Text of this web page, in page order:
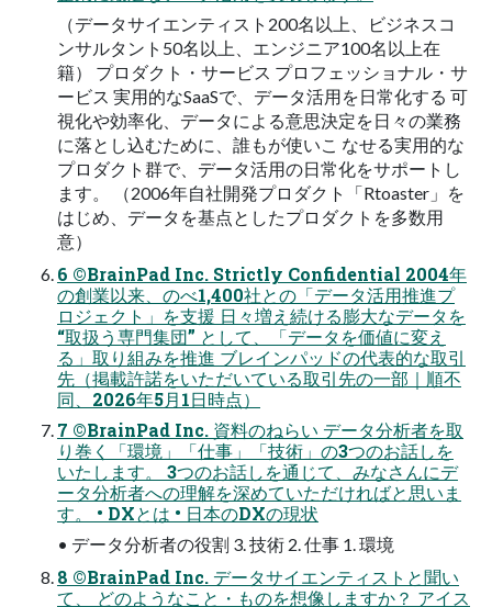
（データサイエンティスト200名以上、ビジネスコ
ンサルタント50名以上、エンジニア100名以上在
籍） プロダクト・サービス プロフェッショナル・サ
ービス 実用的なSaaSで、データ活用を日常化する 可
視化や効率化、データによる意思決定を日々の業務
に落とし込むために、誰もが使いこ なせる実用的な
プロダクト群で、データ活用の日常化をサポートし
ます。 （2006年自社開発プロダクト「Rtoaster」を
はじめ、データを基点としたプロダクトを多数用
意）
6 ©BrainPad Inc. Strictly Confidential 2004年
の創業以来、のべ1,400社との「データ活用推進プ
ロジェクト」を支援 日々増え続ける膨大なデータを
“取扱う専門集団” として、「データを価値に変え
る」取り組みを推進 ブレインパッドの代表的な取引
先（掲載許諾をいただいている取引先の一部｜順不
同、2026年5月1日時点）
7 ©BrainPad Inc. 資料のねらい データ分析者を取
り巻く「環境」「仕事」「技術」の3つのお話しを
いたします。 3つのお話しを通じて、みなさんにデ
ータ分析者への理解を深めていただければと思いま
す。 • DXとは • 日本のDXの現状
• データ分析者の役割 3. 技術 2. 仕事 1. 環境
8 ©BrainPad Inc. データサイエンティストと聞い
て、 どのようなこと・ものを想像しますか？ アイス